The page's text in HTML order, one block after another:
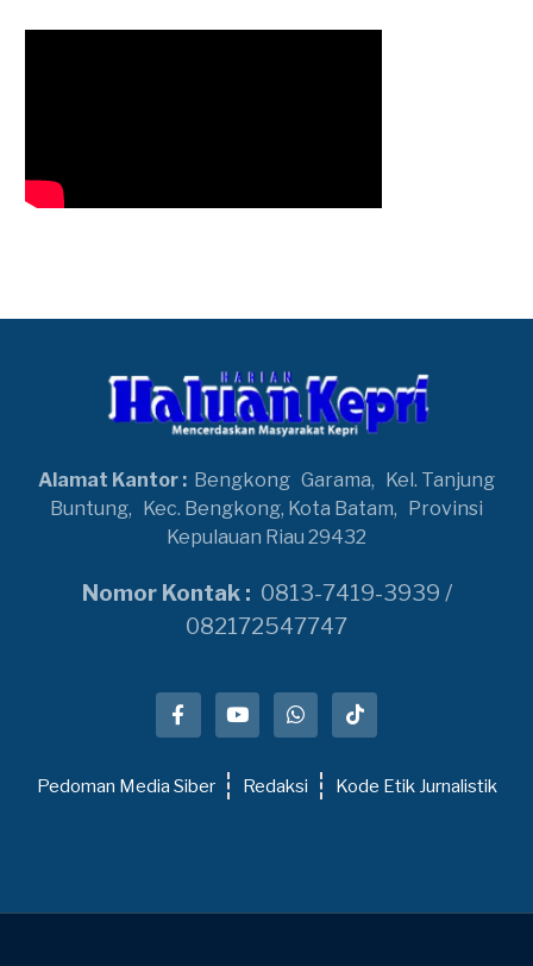
Alamat Kantor : Bengkong Garama,
Kel. Tanjung
Buntung,
Kec. Bengkong, Kota Batam,
Provinsi
Kepulauan Riau 29432
Nomor Kontak : 0813-7419-3939 /
082172547747
Pedoman Media Siber Redaksi Kode Etik Jurnalistik